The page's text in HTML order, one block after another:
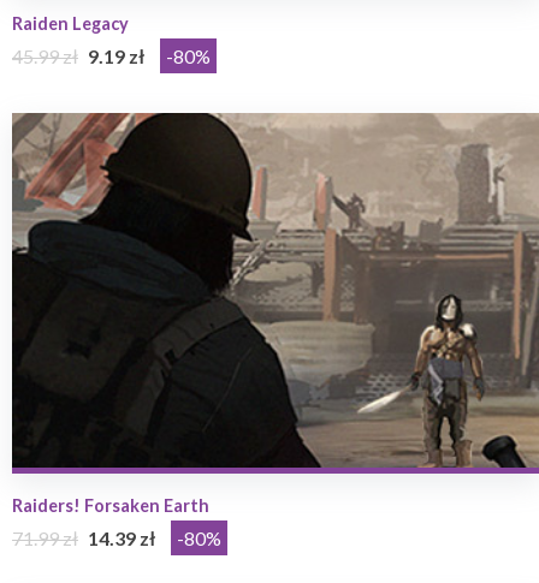
Raiden Legacy
45.99 zł 9.19 zł -80%
Raiders! Forsaken Earth
71.99 zł 14.39 zł -80%